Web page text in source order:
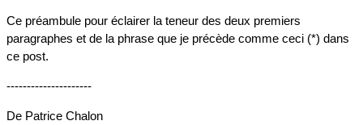
Ce préambule pour éclairer la teneur des deux premiers
paragraphes et de la phrase que je précède comme ceci (*) dans
ce post.
---------------------
De Patrice Chalon